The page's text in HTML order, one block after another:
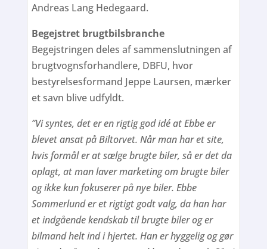
Andreas Lang Hedegaard.
Begejstret brugtbilsbranche
Begejstringen deles af sammenslutningen af
brugtvognsforhandlere, DBFU, hvor
bestyrelsesformand Jeppe Laursen, mærker
et savn blive udfyldt.
”Vi syntes, det er en rigtig god idé at Ebbe er
blevet ansat på Biltorvet. Når man har et site,
hvis formål er at sælge brugte biler, så er det da
oplagt, at man laver marketing om brugte biler
og ikke kun fokuserer på nye biler. Ebbe
Sommerlund er et rigtigt godt valg, da han har
et indgående kendskab til brugte biler og er
bilmand helt ind i hjertet. Han er hyggelig og gør